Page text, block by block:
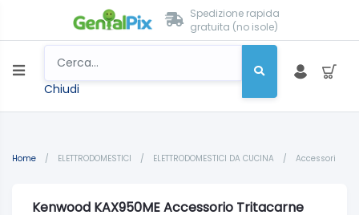
Spedizione rapida
gratuita (no isole)
Chiudi
Home / ELETTRODOMESTICI / ELETTRODOMESTICI DA CUCINA / Accessori
Kenwood KAX950ME Accessorio Tritacarne